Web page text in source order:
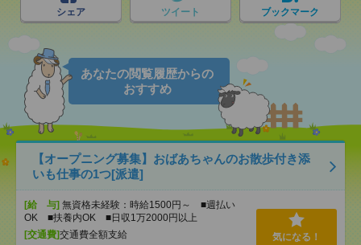
シェア ツイート ブックマーク
あなたの閲覧履歴からの
おすすめ
【オープニング募集】おばあちゃんのお散歩付き添
いも仕事の1つ[派遣]
[給 与] 無資格未経験：時給1500円～ ■週払い
OK ■扶養内OK ■日収1万2000円以上
[交通費]交通費全額支給
気になる！